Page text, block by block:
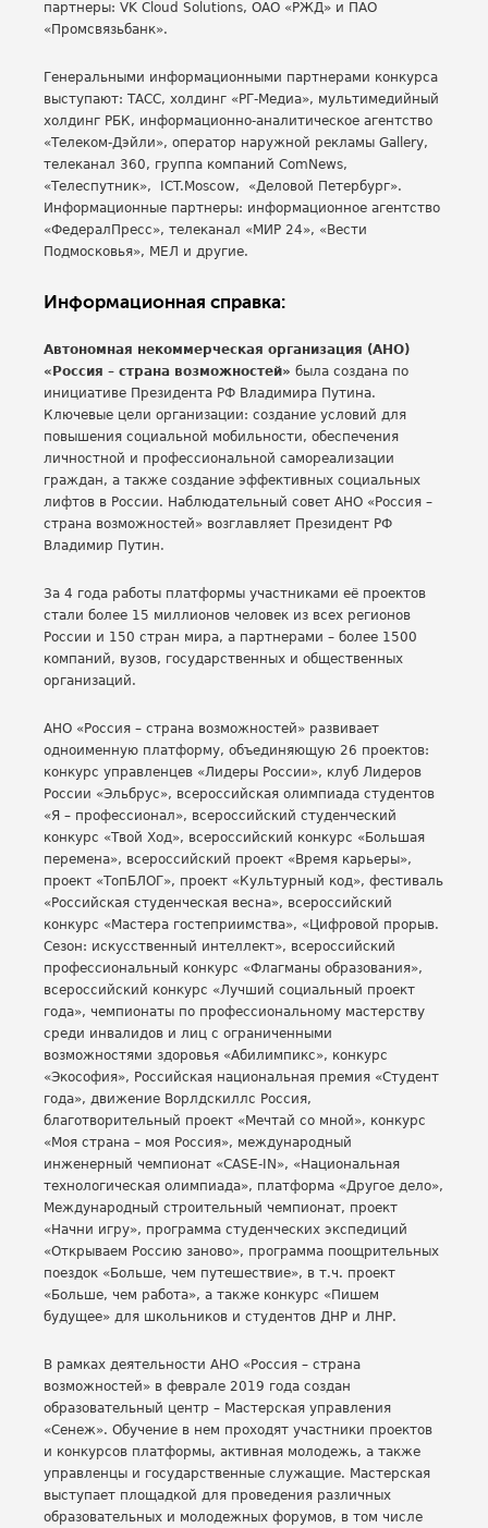
партнеры: VK Cloud Solutions, ОАО «РЖД» и ПАО
«Промсвязьбанк».
Генеральными информационными партнерами конкурса
выступают: ТАСС, холдинг «РГ-Медиа», мультимедийный
холдинг РБК, информационно-аналитическое агентство
«Телеком-Дэйли», оператор наружной рекламы Gallery,
телеканал 360, группа компаний ComNews,
«Телеспутник», ICT.Moscow, «Деловой Петербург».
Информационные партнеры: информационное агентство
«ФедералПресс», телеканал «МИР 24», «Вести
Подмосковья», МЕЛ и другие.
Информационная справка:
Автономная некоммерческая организация (АНО)
«Россия – страна возможностей» была создана по
инициативе Президента РФ Владимира Путина.
Ключевые цели организации: создание условий для
повышения социальной мобильности, обеспечения
личностной и профессиональной самореализации
граждан, а также создание эффективных социальных
лифтов в России. Наблюдательный совет АНО «Россия –
страна возможностей» возглавляет Президент РФ
Владимир Путин.
За 4 года работы платформы участниками её проектов
стали более 15 миллионов человек из всех регионов
России и 150 стран мира, а партнерами – более 1500
компаний, вузов, государственных и общественных
организаций.
АНО «Россия – страна возможностей» развивает
одноименную платформу, объединяющую 26 проектов:
конкурс управленцев «Лидеры России», клуб Лидеров
России «Эльбрус», всероссийская олимпиада студентов
«Я – профессионал», всероссийский студенческий
конкурс «Твой Ход», всероссийский конкурс «Большая
перемена», всероссийский проект «Время карьеры»,
проект «ТопБЛОГ», проект «Культурный код», фестиваль
«Российская студенческая весна», всероссийский
конкурс «Мастера гостеприимства», «Цифровой прорыв.
Сезон: искусственный интеллект», всероссийский
профессиональный конкурс «Флагманы образования»,
всероссийский конкурс «Лучший социальный проект
года», чемпионаты по профессиональному мастерству
среди инвалидов и лиц с ограниченными
возможностями здоровья «Абилимпикс», конкурс
«Экософия», Российская национальная премия «Студент
года», движение Ворлдскиллс Россия,
благотворительный проект «Мечтай со мной», конкурс
«Моя страна – моя Россия», международный
инженерный чемпионат «CASE-IN», «Национальная
технологическая олимпиада», платформа «Другое дело»,
Международный строительный чемпионат, проект
«Начни игру», программа студенческих экспедиций
«Открываем Россию заново», программа поощрительных
поездок «Больше, чем путешествие», в т.ч. проект
«Больше, чем работа», а также конкурс «Пишем
будущее» для школьников и студентов ДНР и ЛНР.
В рамках деятельности АНО «Россия – страна
возможностей» в феврале 2019 года создан
образовательный центр – Мастерская управления
«Сенеж». Обучение в нем проходят участники проектов
и конкурсов платформы, активная молодежь, а также
управленцы и государственные служащие. Мастерская
выступает площадкой для проведения различных
образовательных и молодежных форумов, в том числе